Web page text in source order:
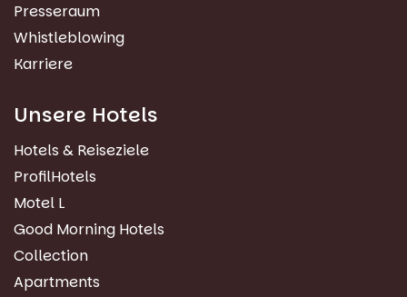
Presseraum
Whistleblowing
Karriere
Unsere Hotels
Hotels & Reiseziele
ProfilHotels
Motel L
Good Morning Hotels
Collection
Apartments